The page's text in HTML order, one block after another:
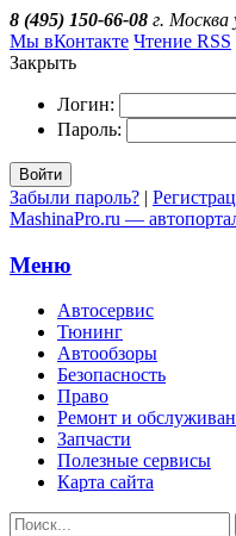
8 (495) 150-66-08 г. Москва
Мы вКонтакте Чтение RSS
Закрыть
Логин:
Пароль:
Войти
Забыли пароль? |
MashinaPro.ru —
Меню
Автосервис
Тюнинг
Автообзоры
Безопасность
Право
Ремонт и
Запчасти
Полезные сервисы
Карта сайта